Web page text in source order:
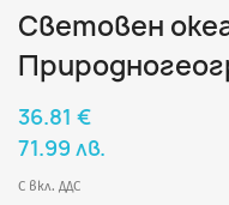
Световен
36.81 €
71.99 лв.
С вкл. ДДС